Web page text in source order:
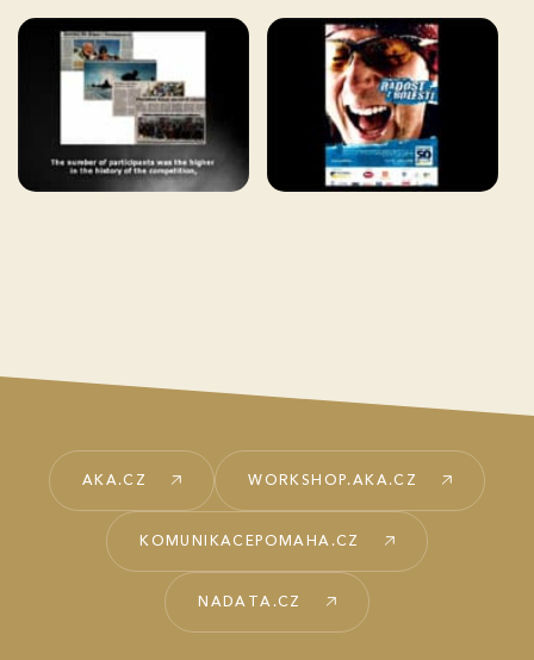
AKA.CZ WORKSHOP.AKA.CZ
KOMUNIKACEPOMAHA.CZ
NADATA.CZ